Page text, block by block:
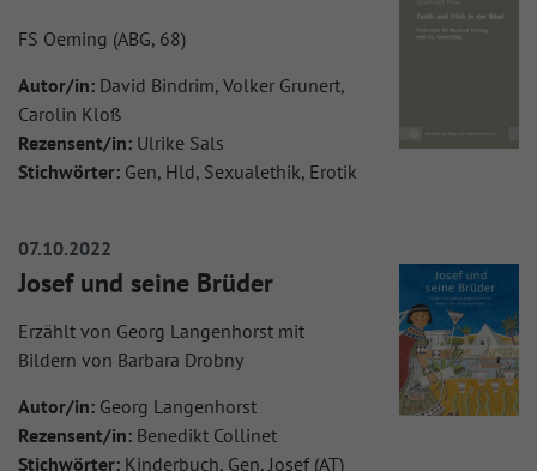
FS Oeming (ABG, 68)
Autor/in: David Bindrim, Volker Grunert,
Carolin Kloß
Rezensent/in: Ulrike Sals
Stichwörter: Gen, Hld, Sexualethik, Erotik
07.10.2022
Josef und seine Brüder
Erzählt von Georg Langenhorst mit
Bildern von Barbara Drobny
Autor/in: Georg Langenhorst
Rezensent/in: Benedikt Collinet
Stichwörter: Kinderbuch, Gen, Josef (AT)